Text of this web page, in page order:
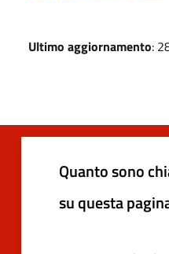
Ultimo aggiornamento:
Quanto sono
su questa